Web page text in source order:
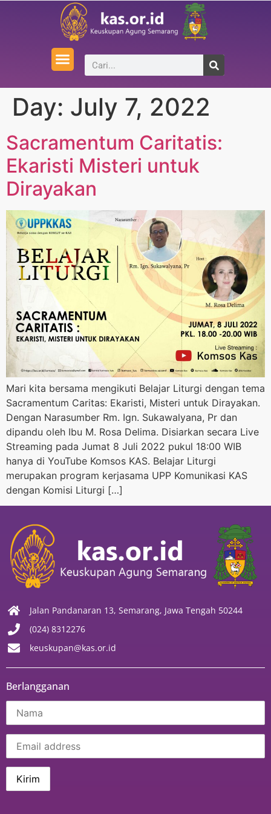
Day: July 7, 2022
Sacramentum Caritatis:
Ekaristi Misteri untuk
Dirayakan
Mari kita bersama mengikuti Belajar Liturgi dengan tema
Sacramentum Caritas: Ekaristi, Misteri untuk Dirayakan.
Dengan Narasumber Rm. Ign. Sukawalyana, Pr dan
dipandu oleh Ibu M. Rosa Delima. Disiarkan secara Live
Streaming pada Jumat 8 Juli 2022 pukul 18:00 WIB
hanya di YouTube Komsos KAS. Belajar Liturgi
merupakan program kerjasama UPP Komunikasi KAS
dengan Komisi Liturgi […]
Jalan Pandanaran 13, Semarang, Jawa Tengah 50244
(024) 8312276
keuskupan@kas.or.id
Berlangganan